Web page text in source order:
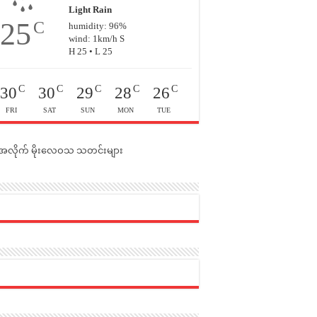
25C
Light Rain
humidity: 96%
wind: 1km/h S
H 25 • L 25
30 C
FRI
30 C
SAT
29 C
SUN
28 C
MON
26 C
TUE
လိုက် မိုးလေဝသ သတင်းများ